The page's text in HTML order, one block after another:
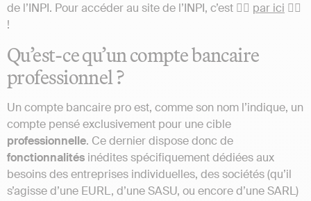
de l’INPI. Pour accéder au site de l’INPI, c’est 👉🏼 par ici 👈🏼
!
Qu’est-ce qu’un compte bancaire
professionnel ?
Un compte bancaire pro est, comme son nom l’indique, un
compte pensé exclusivement pour une cible
professionnelle. Ce dernier dispose donc de
fonctionnalités inédites spécifiquement dédiées aux
besoins des entreprises individuelles, des sociétés (qu’il
s’agisse d’une EURL, d’une SASU, ou encore d’une SARL)